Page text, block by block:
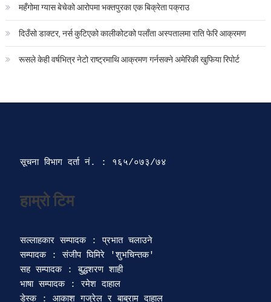
महँगोमा ग्यास बेचेको आरोपमा भक्तपुरका एक बिक्रेता पक्राउ
दिउँसो डाक्टर, नर्स कुटिएको कालीकोटको पलाँता अस्पतालमा राति फेरि आक्रमण
रूसले केही वर्षभित्र नेटो राष्ट्रमाथि आक्रमण गर्नसक्ने अमेरिकी खुफिया रिपोर्ट
सूचना विभाग दर्ता‍ नं. : १६५/०७३/७४
हाम्रो टिम
सल्लाहकार सम्पादक : प्रभात चलाउने
सम्पादक : संजीप घिमिरे 'शुभचिन्तक'
सह सम्पादक : बुद्धशरण शाही
भाषा सम्पादक : रमेश दाहाल
डेस्क : आकाश गजुरेल र बाबुराम दाहाल